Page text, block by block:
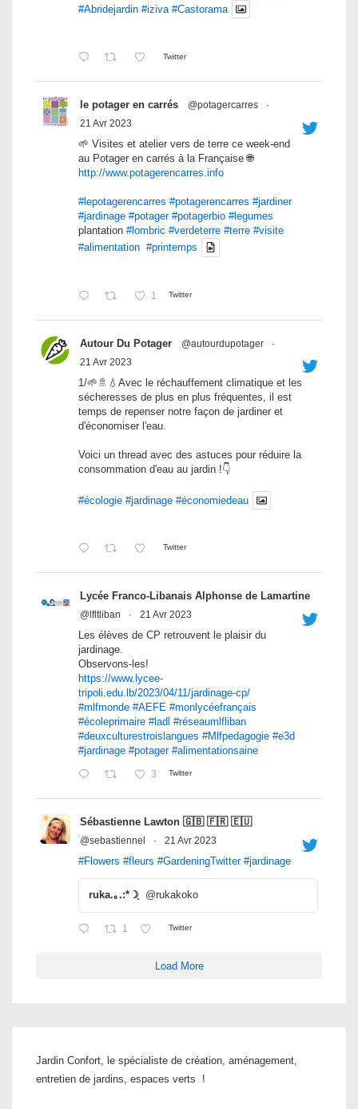
#Abridejardin #iziva #Castorama
Twitter
le potager en carrés @potagercarres
·
21 Avr 2023
🌱 Visites et atelier vers de terre ce week-end
au Potager en carrés à la Française 🌐
http://www.potagerencarres.info
#lepotagerencarres #potagerencarres #jardiner
#jardinage #potager #potagerbio #legumes
plantation #lombric #verdeterre #terre #visite
#alimentation #printemps
1 Twitter
Autour Du Potager @autourdupotager
·
21 Avr 2023
1/🌱🚿💧Avec le réchauffement climatique et les
sécheresses de plus en plus fréquentes, il est
temps de repenser notre façon de jardiner et
d'économiser l'eau.
Voici un thread avec des astuces pour réduire la
consommation d'eau au jardin !👇
#écologie #jardinage #économiedeau
Twitter
Lycée Franco-Libanais Alphonse de Lamartine
@lfltliban · 21 Avr 2023
Les élèves de CP retrouvent le plaisir du
jardinage.
Observons-les!
https://www.lycee-
tripoli.edu.lb/2023/04/11/jardinage-cp/
#mlfmonde #AEFE #monlycéefrançais
#écoleprimaire #ladl #réseaumlfliban
#deuxculturestroislangues #Mlfpedagogie #e3d
#jardinage #potager #alimentationsaine
3 Twitter
Sébastienne Lawton 🇬🇧 🇫🇷 🇪🇺
@sebastiennel · 21 Avr 2023
#Flowers #fleurs #GardeningTwitter #jardinage
ruka.｡.:*☽ฺ @rukakoko
1 Twitter
Load More
Jardin Confort, le spécialiste de création, aménagement,
entretien de jardins, espaces verts !